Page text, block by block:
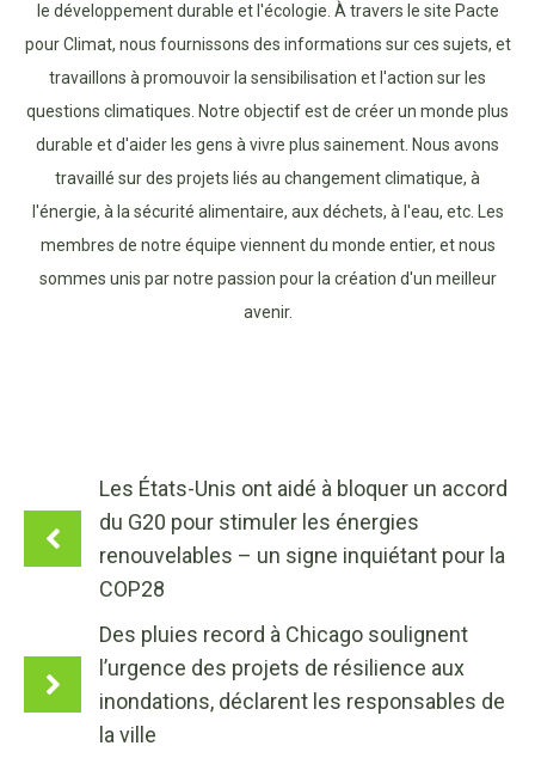
le développement durable et l'écologie. À travers le site Pacte
pour Climat, nous fournissons des informations sur ces sujets, et
travaillons à promouvoir la sensibilisation et l'action sur les
questions climatiques. Notre objectif est de créer un monde plus
durable et d'aider les gens à vivre plus sainement. Nous avons
travaillé sur des projets liés au changement climatique, à
l'énergie, à la sécurité alimentaire, aux déchets, à l'eau, etc. Les
membres de notre équipe viennent du monde entier, et nous
sommes unis par notre passion pour la création d'un meilleur
avenir.
Les États-Unis ont aidé à bloquer un accord
du G20 pour stimuler les énergies
renouvelables – un signe inquiétant pour la
COP28
Des pluies record à Chicago soulignent
l’urgence des projets de résilience aux
inondations, déclarent les responsables de
la ville